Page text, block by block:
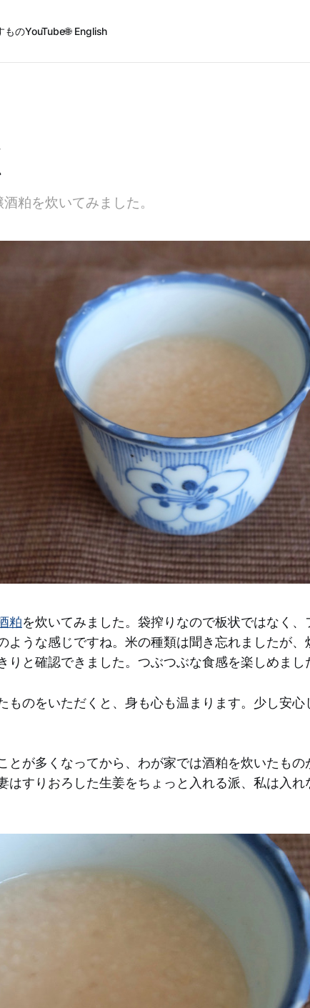
ものYouTube🌐 English
粕を炊いてみました。
粕を炊いてみました。袋搾りなので板状ではなく、
ような感じですね。米の種類は聞き忘れましたが、
りと確認できました。つぶつぶな食感を楽しめまし
ものをいただくと、身も心も温まります。少し安心
とが多くなってから、わが家では酒粕を炊いたもの
はすりおろした生姜をちょっと入れる派、私は入れ